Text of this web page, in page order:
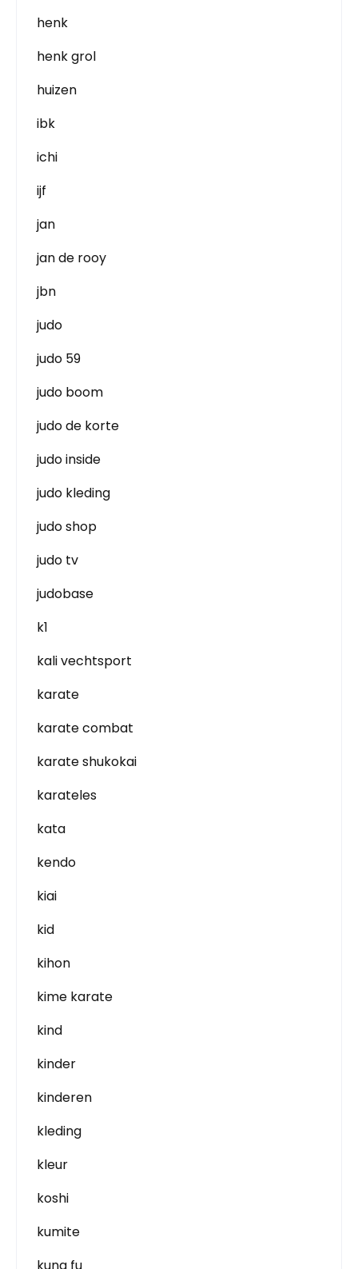
henk
henk grol
huizen
ibk
ichi
ijf
jan
jan de rooy
jbn
judo
judo 59
judo boom
judo de korte
judo inside
judo kleding
judo shop
judo tv
judobase
k1
kali vechtsport
karate
karate combat
karate shukokai
karateles
kata
kendo
kiai
kid
kihon
kime karate
kind
kinder
kinderen
kleding
kleur
koshi
kumite